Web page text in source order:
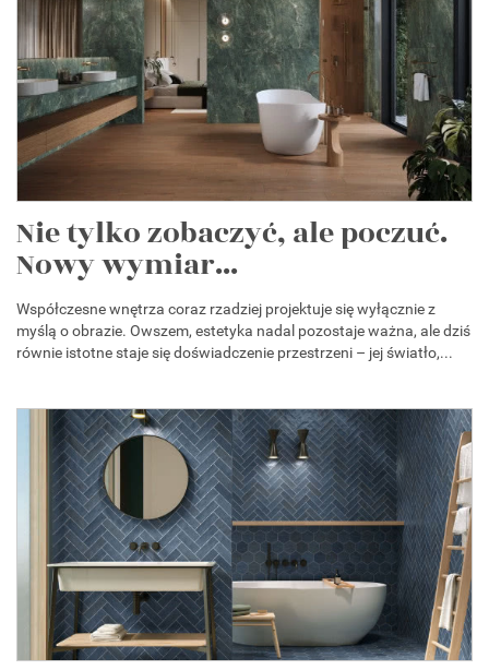
Nie tylko zobaczyć, ale poczuć.
Nowy wymiar...
Współczesne wnętrza coraz rzadziej projektuje się wyłącznie z
myślą o obrazie. Owszem, estetyka nadal pozostaje ważna, ale dziś
równie istotne staje się doświadczenie przestrzeni – jej światło,...